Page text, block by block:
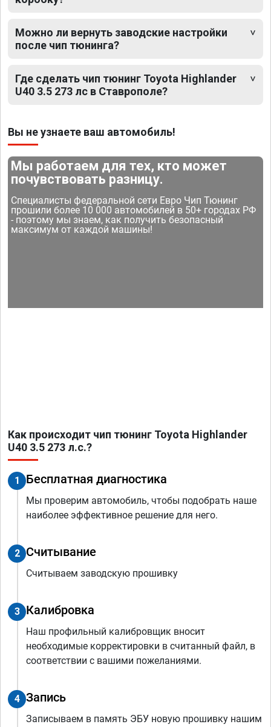
Можно ли вернуть заводские настройки
после чип тюнинга?
Где сделать чип тюнинг Toyota Highlander
U40 3.5 273 лс в Ставрополе?
Вы не узнаете ваш автомобиль!
Мы работаем для тех, кто может
почувствовать разницу.
Специалисты федеральной сети Евро Чип Тюнинг
прошили более 10 000 автомобилей в 50+ городах РФ
- поэтому мы знаем, как получить безопасный
максимум от каждой машины!
Как происходит чип тюнинг Toyota Highlander
U40 3.5 273 л.с.?
1 Бесплатная диагностика
Мы проверим автомобиль, чтобы подобрать наше
наиболее эффективное решение для него.
2 Считывание
Считываем заводскую прошивку
3 Калибровка
Наш профильный калибровщик вносит
необходимые корректировки в считанный файл, в
соответствии с вашими пожеланиями.
4 Запись
Записываем в память ЭБУ новую прошивку нашим